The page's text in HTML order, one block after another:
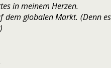
in meinem Herzen.
dem globalen Markt. (Denn es